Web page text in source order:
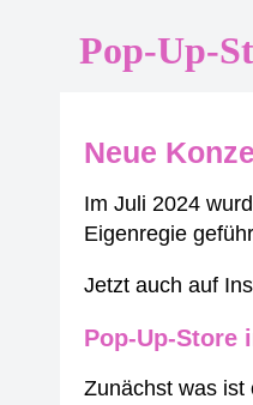
Pop-Up-
Neue
Im Juli 2024
Eigenregie
Jetzt auch auf
Pop-Up-Store
Zunächst was ist